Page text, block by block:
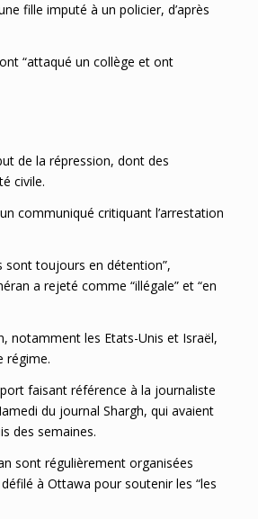
fille imputé à un policier, d’après
“attaqué un collège et ont
de la répression, dont des
civile.
communiqué critiquant l’arrestation
sont toujours en détention”,
a rejeté comme “illégale” et “en
notamment les Etats-Unis et Israël,
régime.
faisant référence à la journaliste
du journal Shargh, qui avaient
des semaines.
sont régulièrement organisées
à Ottawa pour soutenir les “les